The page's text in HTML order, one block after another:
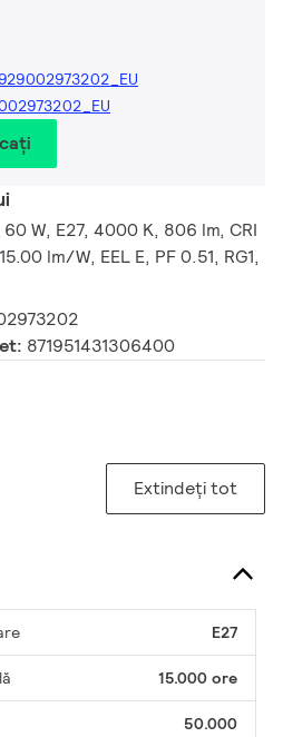
W, E27, 4000 K, 806 lm, CRI
lm/W, EEL E, PF 0.51, RG1,
871951431306400
Extindeți tot
E27
15.000 ore
50.000